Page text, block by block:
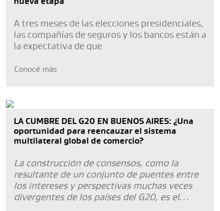
A tres meses de las elecciones presidenciales,
las compañías de seguros y los bancos están a
la expectativa de que
Conocé más
LA CUMBRE DEL G20 EN BUENOS AIRES: ¿Una
oportunidad para reencauzar el sistema
multilateral global de comercio?
La construcción de consensos, como la
resultante de un conjunto de puentes entre
los intereses y perspectivas muchas veces
divergentes de los países del G20, es el